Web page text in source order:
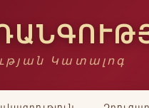
Կատալոգ